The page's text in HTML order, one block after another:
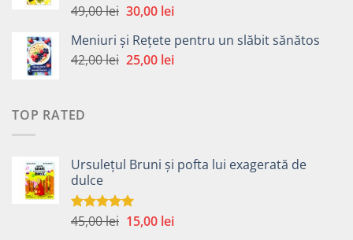
49,00 lei.
Evaluat la
49,00lei Prețul
a
fost:
30,00 leiPrețul
este:
30,00 lei.
Meniuri și Rețete pentru un slăbit sănătos
42,00lei Prețul
25,00 leiPrețul
TOP RATED
Ursulețul Bruni și pofta lui exagerată de
dulce
Evaluat la
45,00lei Prețul
15,00 leiPrețul